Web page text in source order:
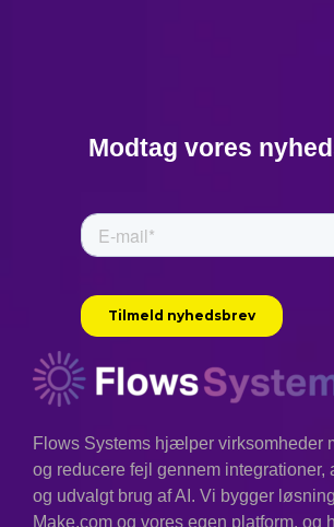
Modtag vores
Flows Systems hjælper virksomheder
og reducere fejl gennem integrationer,
og udvalgt brug af AI. Vi bygger
Make.com og vores egen platform, og